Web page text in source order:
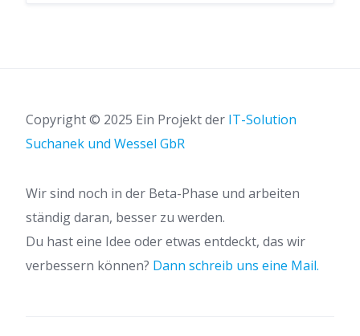
Copyright © 2025 Ein Projekt der IT-Solution
Suchanek und Wessel GbR
Wir sind noch in der Beta-Phase und arbeiten
ständig daran, besser zu werden.
Du hast eine Idee oder etwas entdeckt, das wir
verbessern können? Dann schreib uns eine Mail.